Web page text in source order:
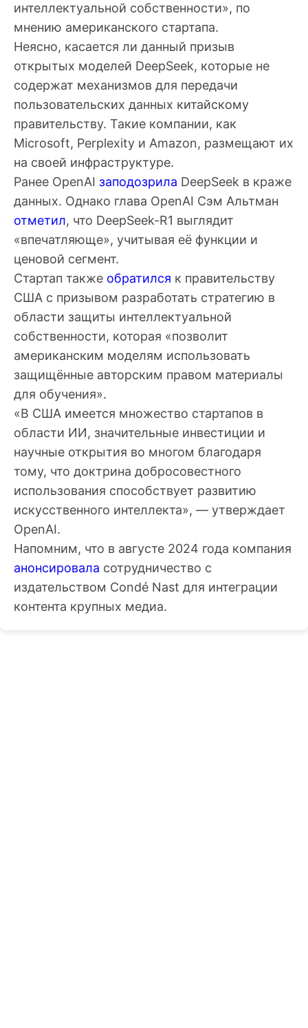
интеллектуальной собственности», по
мнению американского стартапа.
Неясно, касается ли данный призыв
открытых моделей DeepSeek, которые не
содержат механизмов для передачи
пользовательских данных китайскому
правительству. Такие компании, как
Microsoft, Perplexity и Amazon, размещают их
на своей инфраструктуре.
Ранее OpenAI заподозрила DeepSeek в краже
данных. Однако глава OpenAI Сэм Альтман
отметил, что DeepSeek-R1 выглядит
«впечатляюще», учитывая её функции и
ценовой сегмент.
Стартап также обратился к правительству
США с призывом разработать стратегию в
области защиты интеллектуальной
собственности, которая «позволит
американским моделям использовать
защищённые авторским правом материалы
для обучения».
«В США имеется множество стартапов в
области ИИ, значительные инвестиции и
научные открытия во многом благодаря
тому, что доктрина добросовестного
использования способствует развитию
искусственного интеллекта», — утверждает
OpenAI.
Напомним, что в августе 2024 года компания
анонсировала сотрудничество с
издательством Condé Nast для интеграции
контента крупных медиа.